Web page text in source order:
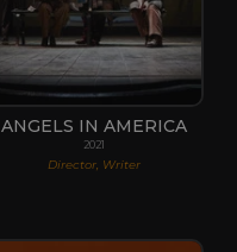
ANGELS IN AMERICA
2021
Director, Writer